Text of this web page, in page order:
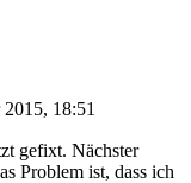
2015, 18:51
gefixt. Nächster
Problem ist, dass ich